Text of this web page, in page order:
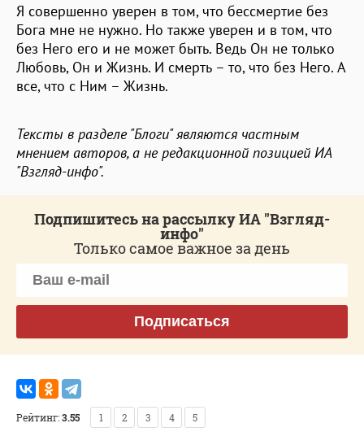
Я совершенно уверен в том, что бессмертие без
Бога мне не нужно. Но также уверен и в том, что
без Него его и не может быть. Ведь Он не только
Любовь, Он и Жизнь. И смерть – то, что без Него. А
все, что с Ним – Жизнь.
Тексты в разделе "Блоги" являются частным
мнением авторов, а не редакционной позицией ИА
"Взгляд-инфо".
Подпишитесь на рассылку ИА "Взгляд-
инфо"
Только самое важное за день
Подписаться
Рейтинг:3.55 1 2 3 4 5